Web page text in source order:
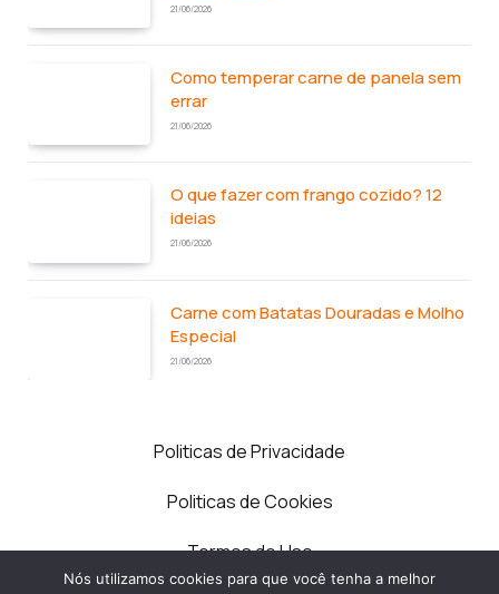
21/06/2026
Como temperar carne de panela sem
errar
21/06/2026
O que fazer com frango cozido? 12
ideias
21/06/2026
Carne com Batatas Douradas e Molho
Especial
21/06/2026
Politicas de Privacidade
Politicas de Cookies
Termos de Uso
Nós utilizamos cookies para que você tenha a melhor